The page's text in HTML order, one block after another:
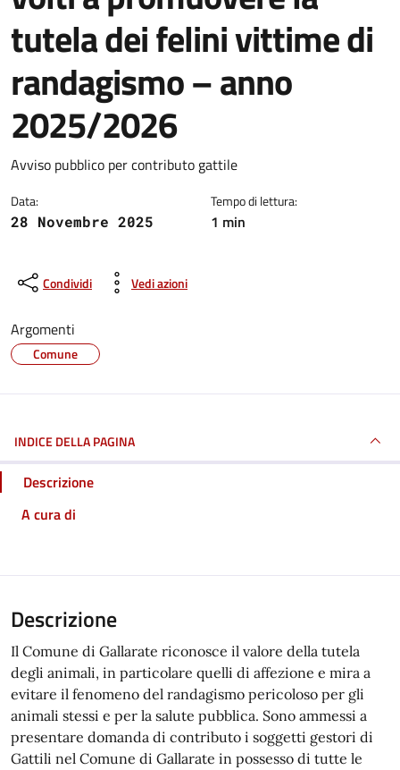
tutela dei felini vittime di
randagismo – anno
2025/2026
Dettagli della notizia
Avviso pubblico per contributo gattile
Data:
28 Novembre 2025
Tempo di lettura:
1 min
Condividi Vedi azioni
Argomenti
Comune
INDICE DELLA PAGINA
Descrizione
A cura di
Descrizione
Il Comune di Gallarate riconosce il valore della tutela
degli animali, in particolare quelli di affezione e mira a
evitare il fenomeno del randagismo pericoloso per gli
animali stessi e per la salute pubblica. Sono ammessi a
presentare domanda di contributo i soggetti gestori di
Gattili nel Comune di Gallarate in possesso di tutte le